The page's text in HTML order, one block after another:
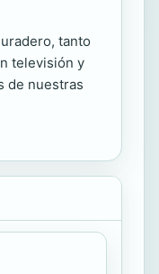
tanto
televisión y
de nuestras